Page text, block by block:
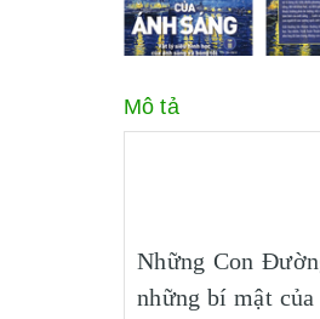
Mô tả
Những Con
những bí mật